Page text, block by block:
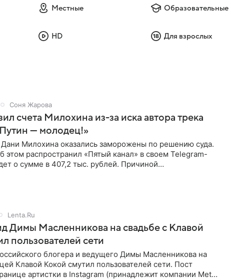
Местные Образовательные
HD Для взрослых
Соня Жарова
счета Милохина из-за иска автора трека
— молодец!»
Милохина оказались заморожены по решению суда.
распространил «Пятый канал» в своем Telegram-
о сумме в 407,2 тыс. рублей. Причиной
Lenta.Ru
Димы Масленникова на свадьбе с Клавой
пользователей сети
блогера и ведущего Димы Масленникова на
Клавой Кокой смутил пользователей сети. Пост
артистки в Instagram (принадлежит компании Meta,